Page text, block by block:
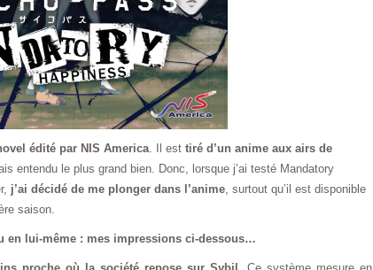
édité par NIS America. Il est tiré d’un anime aux airs de
entendu le plus grand bien. Donc, lorsque j’ai testé Mandatory
j’ai décidé de me plonger dans l’anime, surtout qu’il est disponible
saison.
en lui-même : mes impressions ci-dessous…